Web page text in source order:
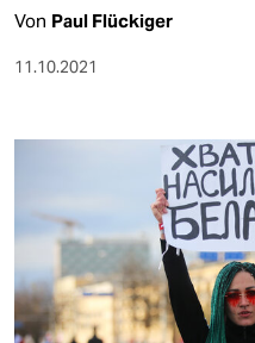
Von Paul Flückiger
11.10.2021